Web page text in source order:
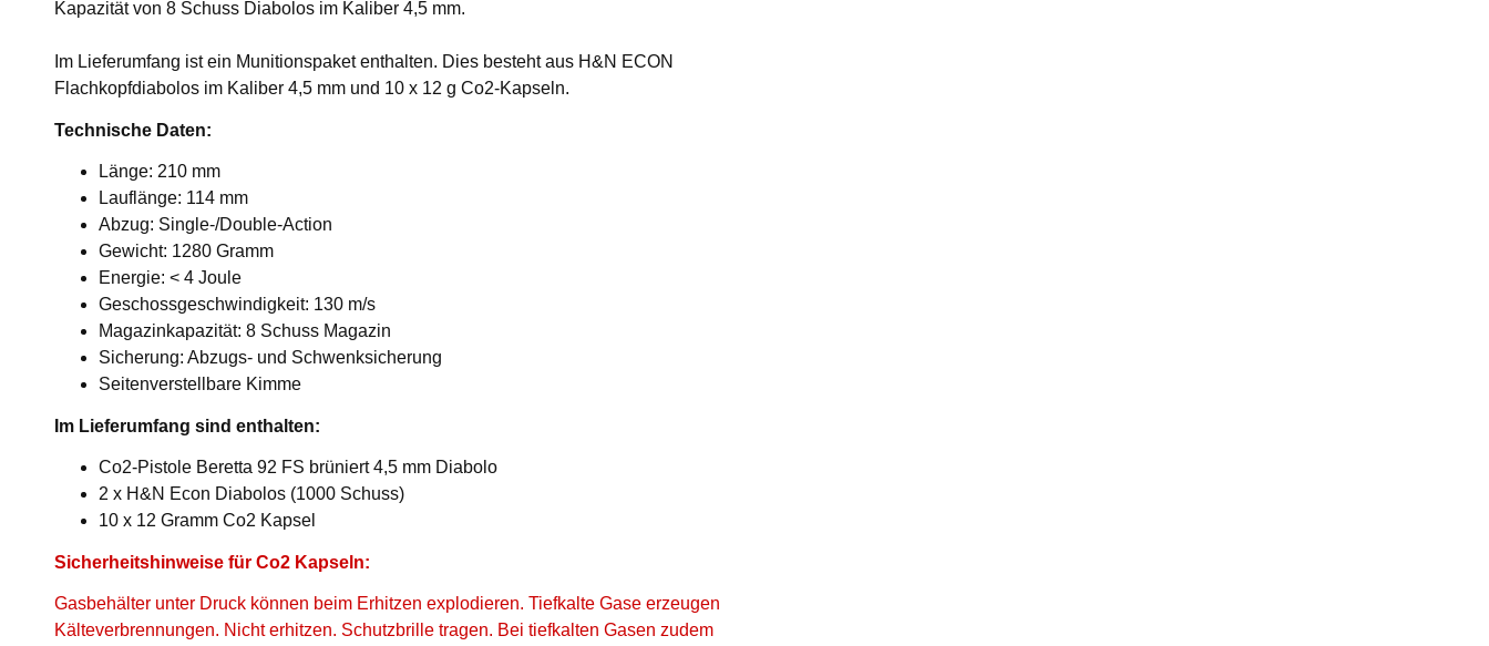
Kapazität von 8 Schuss Diabolos im Kaliber 4,5 mm.
Im Lieferumfang ist ein Munitionspaket enthalten. Dies besteht aus H&N ECON
Flachkopfdiabolos im Kaliber 4,5 mm und 10 x 12 g Co2-Kapseln.
Technische Daten:
Länge: 210 mm
Lauflänge: 114 mm
Abzug: Single-/Double-Action
Gewicht: 1280 Gramm
Energie: < 4 Joule
Geschossgeschwindigkeit: 130 m/s
Magazinkapazität: 8 Schuss Magazin
Sicherung: Abzugs- und Schwenksicherung
Seitenverstellbare Kimme
Im Lieferumfang sind enthalten:
Co2-Pistole Beretta 92 FS brüniert 4,5 mm Diabolo
2 x H&N Econ Diabolos (1000 Schuss)
10 x 12 Gramm Co2 Kapsel
Sicherheitshinweise für Co2 Kapseln:
Gasbehälter unter Druck können beim Erhitzen explodieren. Tiefkalte Gase erzeugen
Kälteverbrennungen. Nicht erhitzen. Schutzbrille tragen. Bei tiefkalten Gasen zudem